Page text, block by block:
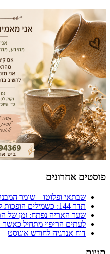
פוסטים אחרונים
שבתאי ופלוטו – שומר
תדר 144: כשמילים הופכות לגורל
שער האריה נפתח: זמן של
לעתים הריפוי מתחיל
דוח אנרגיה לחודש אוגוסט